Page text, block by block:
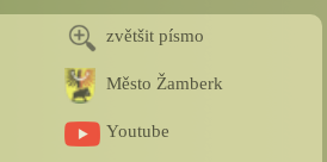
zvětšit písmo
Město Žamberk
Youtube